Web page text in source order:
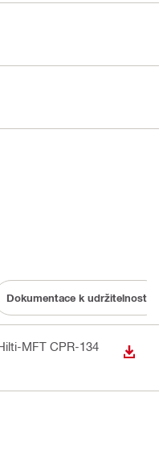
Dokumentace k udržitelnosti
MFT CPR-134